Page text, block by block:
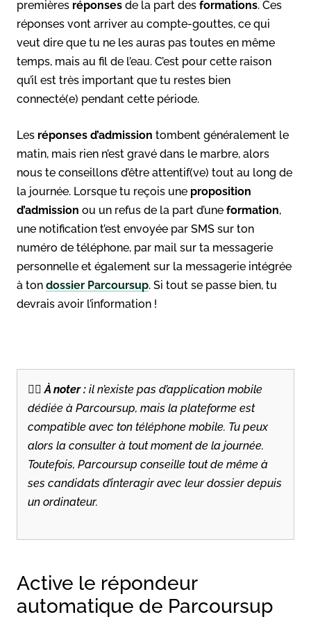
premières réponses de la part des formations. Ces
réponses vont arriver au compte-gouttes, ce qui
veut dire que tu ne les auras pas toutes en même
temps, mais au fil de l’eau. C’est pour cette raison
qu’il est très important que tu restes bien
connecté(e) pendant cette période.
Les réponses d’admission tombent généralement le
matin, mais rien n’est gravé dans le marbre, alors
nous te conseillons d’être attentif(ve) tout au long de
la journée. Lorsque tu reçois une proposition
d’admission ou un refus de la part d’une formation,
une notification t’est envoyée par SMS sur ton
numéro de téléphone, par mail sur ta messagerie
personnelle et également sur la messagerie intégrée
à ton dossier Parcoursup. Si tout se passe bien, tu
devrais avoir l’information !
✍🏼À noter : il n’existe pas d’application mobile
dédiée à Parcoursup, mais la plateforme est
compatible avec ton téléphone mobile. Tu peux
alors la consulter à tout moment de la journée.
Toutefois, Parcoursup conseille tout de même à
ses candidats d’interagir avec leur dossier depuis
un ordinateur.
Active le répondeur
automatique de Parcoursup